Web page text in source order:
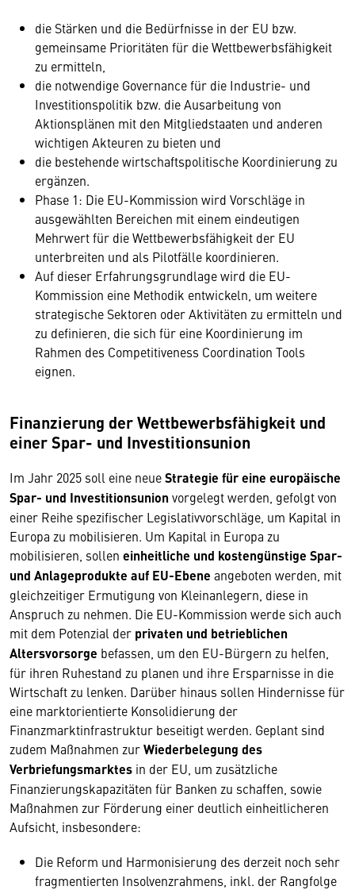
die Stärken und die Bedürfnisse in der EU bzw.
gemeinsame Prioritäten für die Wettbewerbsfähigkeit
zu ermitteln,
die notwendige Governance für die Industrie- und
Investitionspolitik bzw. die Ausarbeitung von
Aktionsplänen mit den Mitgliedstaaten und anderen
wichtigen Akteuren zu bieten und
die bestehende wirtschaftspolitische Koordinierung zu
ergänzen.
Phase 1: Die EU-Kommission wird Vorschläge in
ausgewählten Bereichen mit einem eindeutigen
Mehrwert für die Wettbewerbsfähigkeit der EU
unterbreiten und als Pilotfälle koordinieren.
Auf dieser Erfahrungsgrundlage wird die EU-
Kommission eine Methodik entwickeln, um weitere
strategische Sektoren oder Aktivitäten zu ermitteln und
zu definieren, die sich für eine Koordinierung im
Rahmen des Competitiveness Coordination Tools
eignen.
Finanzierung der Wettbewerbsfähigkeit und
einer Spar- und Investitionsunion
Im Jahr 2025 soll eine neueStrategie für eine europäische
Spar- und Investitionsunion vorgelegt werden, gefolgt von
einer Reihe spezifischer Legislativvorschläge, um Kapital in
Europa zu mobilisieren. Um Kapital in Europa zu
mobilisieren, sollen einheitliche und kostengünstige Spar-
und Anlageprodukte auf EU-Ebene angeboten werden, mit
gleichzeitiger Ermutigung von Kleinanlegern, diese in
Anspruch zu nehmen. Die EU-Kommission werde sich auch
mit dem Potenzial der privaten und betrieblichen
Altersvorsorge befassen, um den EU-Bürgern zu helfen,
für ihren Ruhestand zu planen und ihre Ersparnisse in die
Wirtschaft zu lenken. Darüber hinaus sollen Hindernisse für
eine marktorientierte Konsolidierung der
Finanzmarktinfrastruktur beseitigt werden. Geplant sind
zudem Maßnahmen zurWiederbelegung des
Verbriefungsmarktes in der EU, um zusätzliche
Finanzierungskapazitäten für Banken zu schaffen, sowie
Maßnahmen zur Förderung einer deutlich einheitlicheren
Aufsicht, insbesondere:
Die Reform und Harmonisierung des derzeit noch sehr
fragmentierten Insolvenzrahmens, inkl. der Rangfolge